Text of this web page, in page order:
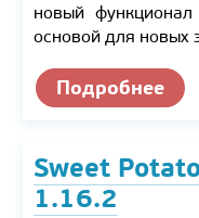
новый
основой для новых
Подробнее
Sweet
1.16.2